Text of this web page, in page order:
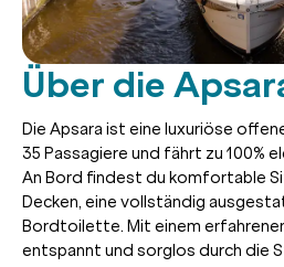
Über die
Die Apsara ist eine luxuriöse
35 Passagiere und fährt zu 100%
An Bord findest du komfortable
Decken, eine vollständig
Bordtoilette. Mit einem
entspannt und sorglos durch die